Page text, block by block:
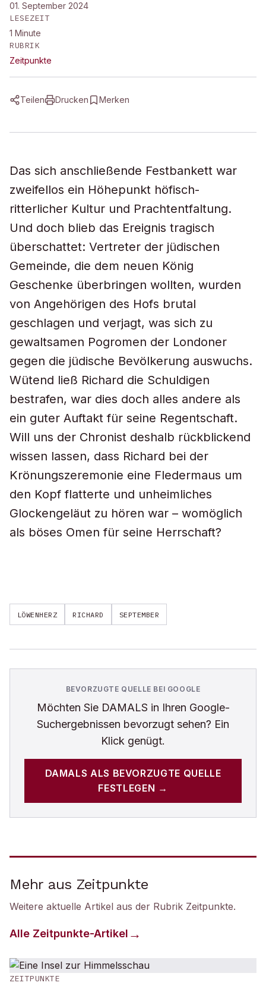
01. September 2024
LESEZEIT
1 Minute
RUBRIK
Zeitpunkte
Teilen Drucken Merken
Das sich anschließende Festbankett war
zweifellos ein Höhepunkt höfisch-
ritterlicher Kultur und Prachtentfaltung.
Und doch blieb das Ereignis tragisch
überschattet: Vertreter der jüdischen
Gemeinde, die dem neuen König
Geschenke überbringen wollten, wurden
von Angehörigen des Hofs brutal
geschlagen und verjagt, was sich zu
gewaltsamen Pogromen der Londoner
gegen die jüdische Bevölkerung auswuchs.
Wütend ließ Richard die Schuldigen
bestrafen, war dies doch alles andere als
ein guter Auftakt für seine Regentschaft.
Will uns der Chronist deshalb rückblickend
wissen lassen, dass Richard bei der
Krönungszeremonie eine Fledermaus um
den Kopf flatterte und unheimliches
Glockengeläut zu hören war – womöglich
als böses Omen für seine Herrschaft?
LÖWENHERZ RICHARD SEPTEMBER
BEVORZUGTE QUELLE BEI GOOGLE
Möchten Sie DAMALS in Ihren Google-
Suchergebnissen bevorzugt sehen? Ein
Klick genügt.
DAMALS ALS BEVORZUGTE QUELLE
FESTLEGEN →
Mehr aus Zeitpunkte
Weitere aktuelle Artikel aus der Rubrik Zeitpunkte.
Alle Zeitpunkte-Artikel
ZEITPUNKTE